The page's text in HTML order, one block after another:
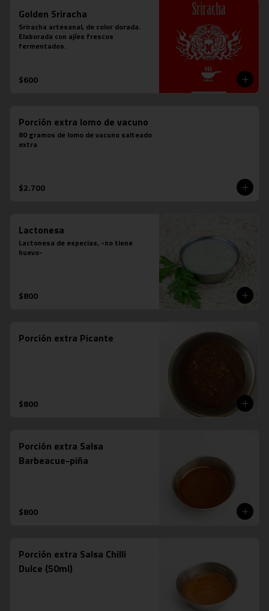
Golden Sriracha
Sriracha artesanal, de color dorada.
Elaborada con ajíes frescos
fermentados.
$600
Porción extra lomo de vacuno
80 gramos de lomo de vacuno salteado
extra
$2.700
Lactonesa
Lactonesa de especias, -no tiene
huevo-
$800
Porción extra Picante
$800
Porción extra Salsa
Barbeacue-piña
$800
Porción extra Salsa Chilli
Dulce (50ml)